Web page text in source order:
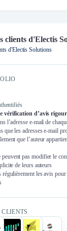
clients d'Electis
d'Electis Solutions
vérification d’avis
l’adresse e-mail de
que les adresses e-mail
que l’auteur
pas modifier le
de leurs auteurs
les avis pour
CLIENTS